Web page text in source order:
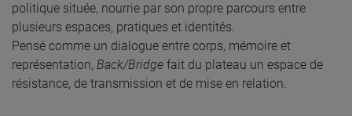
politique située, nourrie par son propre parcours entre
plusieurs espaces, pratiques et identités.
Pensé comme un dialogue entre corps, mémoire et
représentation, Back/Bridge fait du plateau un espace de
résistance, de transmission et de mise en relation.